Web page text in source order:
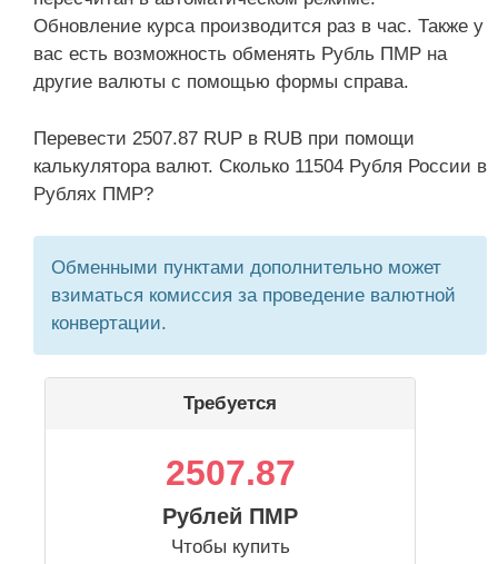
Обновление курса производится раз в час. Также у
вас есть возможность обменять Рубль ПМР на
другие валюты с помощью формы справа.
Перевести 2507.87 RUP в RUB при помощи
калькулятора валют. Сколько 11504 Рубля России в
Рублях ПМР?
Обменными пунктами дополнительно может
взиматься комиссия за проведение валютной
конвертации.
Требуется
2507.87
Рублей ПМР
Чтобы купить